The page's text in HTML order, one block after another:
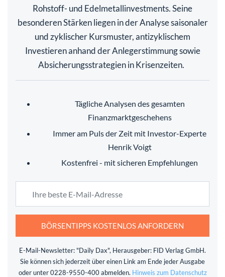
Rohstoff- und Edelmetallinvestments. Seine
besonderen Stärken liegen in der Analyse saisonaler
und zyklischer Kursmuster, antizyklischem
Investieren anhand der Anlegerstimmung sowie
Absicherungsstrategien in Krisenzeiten.
Tägliche Analysen des gesamten
Finanzmarktgeschehens
Immer am Puls der Zeit mit Investor-Experte
Henrik Voigt
Kostenfrei - mit sicheren Empfehlungen
BÖRSENTIPPS KOSTENLOS ANFORDERN
E-Mail-Newsletter: "Daily Dax", Herausgeber: FID Verlag GmbH.
Sie können sich jederzeit über einen Link am Ende jeder Ausgabe
oder unter 0228-9550-400 abmelden. Hinweis zum Datenschutz